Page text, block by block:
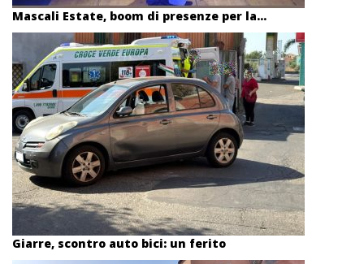
Mascali Estate, boom di presenze per la...
Giarre, scontro auto bici: un ferito